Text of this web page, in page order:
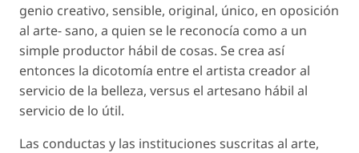
genio creativo, sensible, original, único, en oposición
al arte- sano, a quien se le reconocía como a un
simple productor hábil de cosas. Se crea así
entonces la dicotomía entre el artista creador al
servicio de la belleza, versus el artesano hábil al
servicio de lo útil.
Las conductas y las instituciones suscritas al arte,